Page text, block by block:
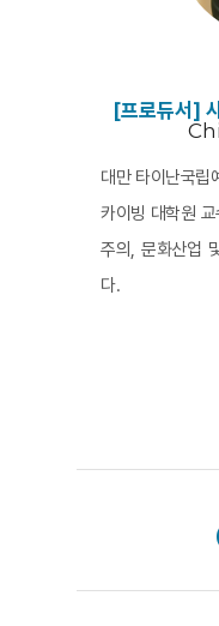
[프로듀서]
대만 타이난국립
카이빙 대학원
주의, 문화산업
다.